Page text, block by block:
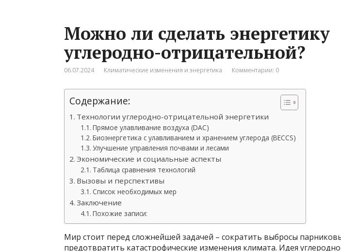
Можно ли сделать энергетику
углеродно-отрицательной?
06.07.2024 Климатические изменения и энергетика Комментарии: 0
Содержание:
Технологии углеродно-отрицательной энергетики
Прямое улавливание воздуха (DAC)
Биоэнергетика с улавливанием и хранением углерода (BECCS)
Улучшение управления почвами и лесами
Экономические и социальные аспекты
Таблица сравнения технологий
Вызовы и перспективы
Список необходимых мер
Заключение
Похожие записи:
Мир стоит перед сложнейшей задачей – сократить выбросы
предотвратить катастрофические изменения климата. Идея